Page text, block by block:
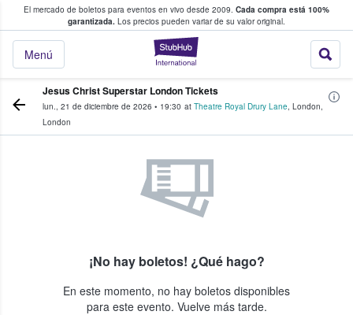
El mercado de boletos para eventos en vivo desde 2009. Cada compra está 100%
garantizada. Los precios pueden variar de su valor original.
StubHub: donde
Menú
fans compran y venden boletos
Jesus Christ Superstar London Tickets
lun., 21 de diciembre de 2026 • 19:30 at Theatre Royal Drury Lane, London,
London
¡No hay boletos! ¿Qué hago?
En este momento, no hay boletos disponibles
para este evento. Vuelve más tarde.